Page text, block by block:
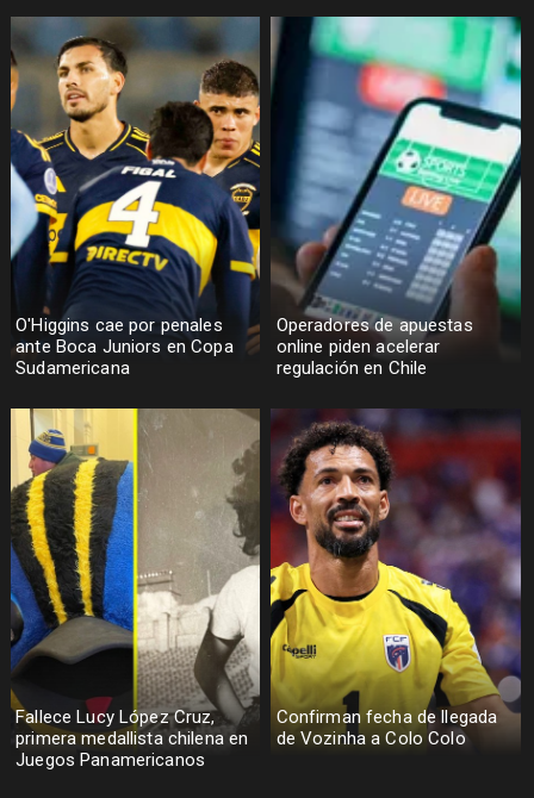
O'Higgins cae por penales
ante Boca Juniors en Copa
Sudamericana
Operadores de apuestas
online piden acelerar
regulación en Chile
Fallece Lucy López Cruz,
primera medallista chilena en
Juegos Panamericanos
Confirman fecha de llegada
de Vozinha a Colo Colo